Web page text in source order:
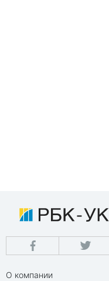
О компании